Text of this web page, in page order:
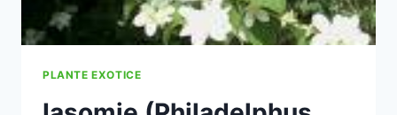
PLANTE EXOTICE